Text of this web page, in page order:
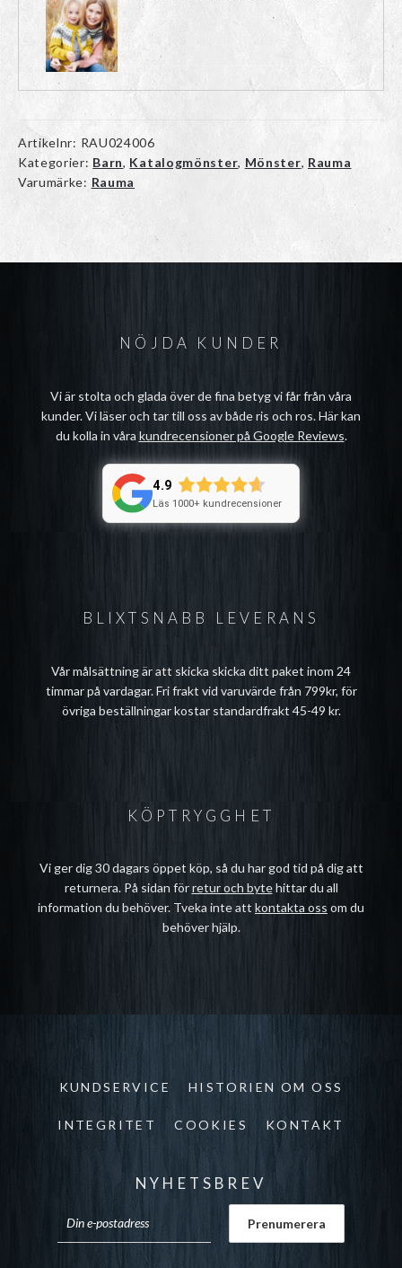
Artikelnr: RAU024006
Kategorier: Barn, Katalogmönster, Mönster, Rauma
Varumärke: Rauma
BLIXTSNABB LEVERANS
Vår målsättning är att skicka skicka ditt paket inom 24
timmar på vardagar. Fri frakt vid varuvärde från 799kr, för
övriga beställningar kostar standardfrakt 45-49 kr.
NÖJDA KUNDER
Vi är stolta och glada över de fina betyg vi får från våra
kunder. Vi läser och tar till oss av både ris och ros. Här kan
du kolla in våra kundrecensioner på Google Reviews.
4.9
Läs 1000+ kundrecensioner
KÖPTRYGGHET
Vi ger dig 30 dagars öppet köp, så du har god tid på dig att
returnera. På sidan förretur och bytehittar du all
information du behöver. Tveka inte att kontakta oss om du
behöver hjälp.
KUNDSERVICE HISTORIEN OM OSS
INTEGRITET COOKIES KONTAKT
NYHETSBREV